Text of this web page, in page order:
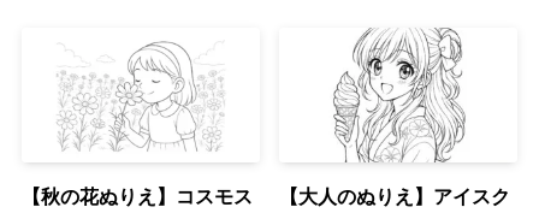
【秋の花ぬりえ】コスモス 【大人のぬりえ】アイスク